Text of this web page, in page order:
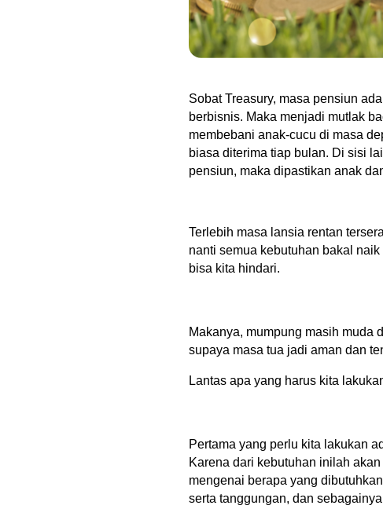
Sobat Treasury, masa pensiun
berbisnis. Maka menjadi mutlak
membebani anak-cucu di masa
biasa diterima tiap bulan. Di sisi
pensiun, maka dipastikan anak
Terlebih masa lansia rentan
nanti semua kebutuhan bakal
bisa kita hindari.
Makanya, mumpung masih muda
supaya masa tua jadi aman dan
Lantas apa yang harus kita
Pertama yang perlu kita lakukan
Karena dari kebutuhan inilah
mengenai berapa yang
serta tanggungan, dan